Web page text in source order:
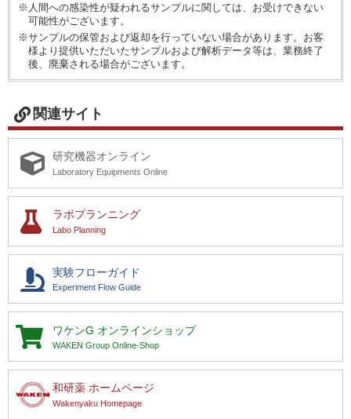
※人間への感染性が疑われるサンプルに関しては、お受けできない
可能性がございます。
※サンプルの保管および返却を行っていない場合があります。お客
様より提供いただいたサンプルおよび解析データ等は、業務終了
後、廃棄される場合がございます。
関連サイト
研究機器オンライン
Laboratory Equipments Online
ラボプランニング
Labo Planning
実験フローガイド
Experiment Flow Guide
ワケンG オンラインショップ
WAKEN Group Online-Shop
和研薬 ホームページ
Wakenyaku Homepage